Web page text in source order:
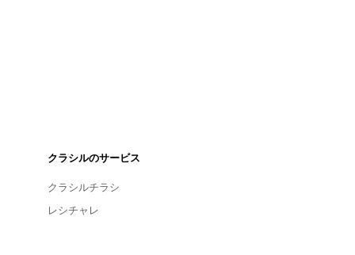
クラシルのサービス
クラシルチラシ
レシチャレ